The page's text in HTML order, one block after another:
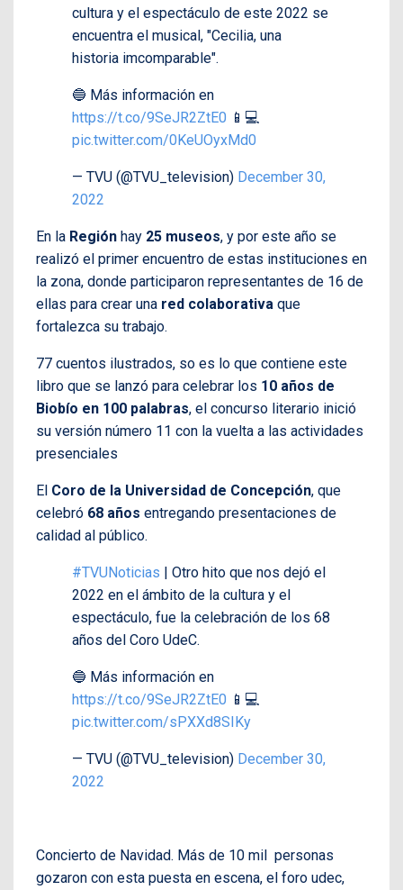
cultura y el espectáculo de este 2022 se
encuentra el musical, "Cecilia, una
historia imcomparable".
🔵 Más información en
https://t.co/9SeJR2ZtE0 📱💻
pic.twitter.com/0KeUOyxMd0
— TVU (@TVU_television) December 30,
2022
En la Región hay 25 museos, y por este año se
realizó el primer encuentro de estas instituciones en
la zona, donde participaron representantes de 16 de
ellas para crear una red colaborativa que
fortalezca su trabajo.
77 cuentos ilustrados, so es lo que contiene este
libro que se lanzó para celebrar los 10 años de
Biobío en 100 palabras, el concurso literario inició
su versión número 11 con la vuelta a las actividades
presenciales
El Coro de la Universidad de Concepción, que
celebró 68 años entregando presentaciones de
calidad al público.
#TVUNoticias | Otro hito que nos dejó el
2022 en el ámbito de la cultura y el
espectáculo, fue la celebración de los 68
años del Coro UdeC.
🔵 Más información en
https://t.co/9SeJR2ZtE0 📱💻
pic.twitter.com/sPXXd8SIKy
— TVU (@TVU_television) December 30,
2022
Concierto de Navidad. Más de 10 mil personas
gozaron con esta puesta en escena, el foro udec,